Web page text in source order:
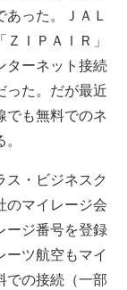
った。ＪＡＬ
ＩＰＡＩＲ」
ターネット接続
った。だが最近
でも無料でのネ
・ビジネスク
のマイレージ会
ージ番号を登録
ーツ航空もマイ
での接続（一部